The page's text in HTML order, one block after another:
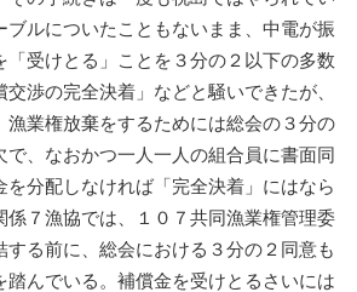
ブルについたこともないまま、中電が振
「受けとる」ことを３分の２以下の多数
渉の完全決着」などと騒いできたが、
漁業権放棄をするためには総会の３分の
で、なおかつ一人一人の組合員に書面同
を分配しなければ「完全決着」にはなら
係７漁協では、１０７共同漁業権管理委
する前に、総会における３分の２同意も
踏んでいる。補償金を受けとるさいには